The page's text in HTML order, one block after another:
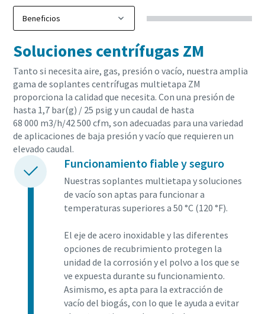
Soluciones centrífugas ZM
Tanto si necesita aire, gas, presión o vacío, nuestra amplia
gama de soplantes centrífugas multietapa ZM
proporciona la calidad que necesita. Con una presión de
hasta 1,7 bar(g) / 25 psig y un caudal de hasta
68 000 m3/h/42 500 cfm, son adecuadas para una variedad
de aplicaciones de baja presión y vacío que requieren un
elevado caudal.
Funcionamiento fiable y seguro
Nuestras soplantes multietapa y soluciones
de vacío son aptas para funcionar a
temperaturas superiores a 50 °C (120 °F).
El eje de acero inoxidable y las diferentes
opciones de recubrimiento protegen la
unidad de la corrosión y el polvo a los que se
ve expuesta durante su funcionamiento.
Asimismo, es apta para la extracción de
vacío del biogás, con lo que le ayuda a evitar